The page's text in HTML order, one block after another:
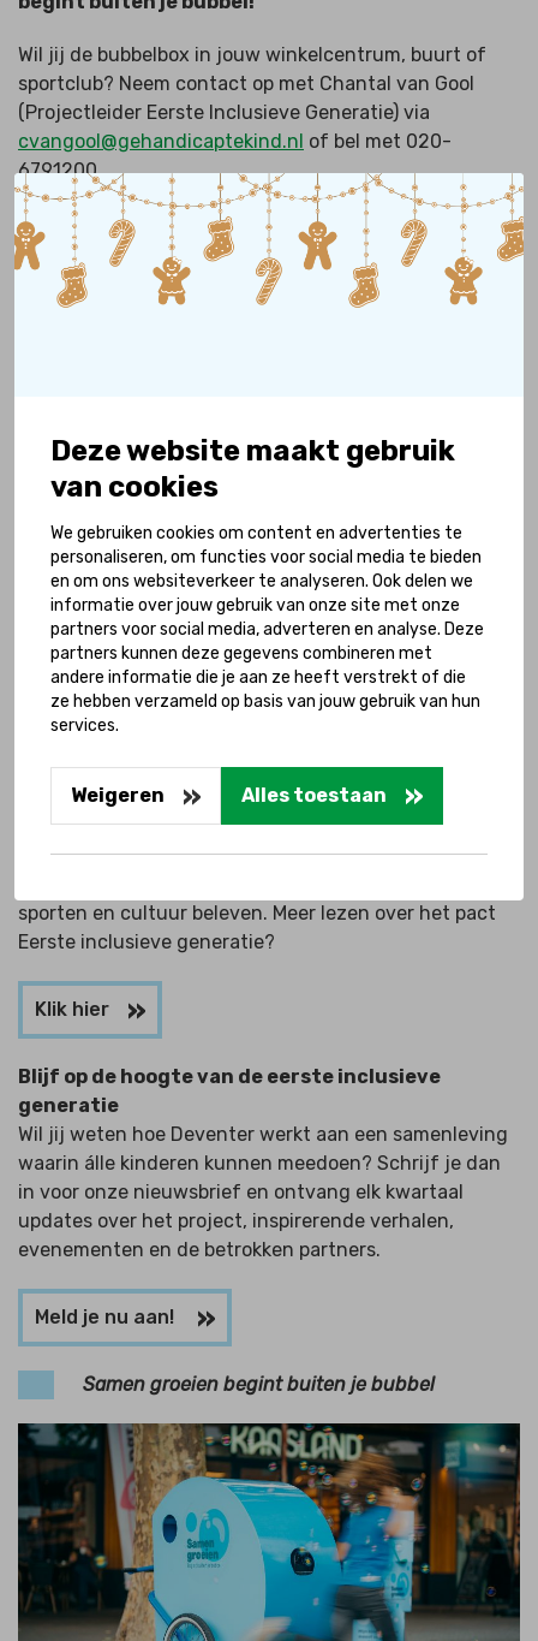
Deze website maakt gebruik
van cookies
We gebruiken cookies om content en advertenties te
personaliseren, om functies voor social media te bieden
en om ons websiteverkeer te analyseren. Ook delen we
informatie over jouw gebruik van onze site met onze
partners voor social media, adverteren en analyse. Deze
partners kunnen deze gegevens combineren met
andere informatie die je aan ze heeft verstrekt of die
ze hebben verzameld op basis van jouw gebruik van hun
services.
Weigeren Alles toestaan
Wil jij de bubbelbox in jouw winkelcentrum, buurt of
sportclub? Neem contact op met Chantal van Gool
(Projectleider Eerste Inclusieve Generatie) via
cvangool@gehandicaptekind.nl of bel met 020-
6791200.
Trotste partners in Deventer
Hoe meer mensen meedoen, hoe groter de beweging!
Winkelcentrum Colmschate doet al mee. Wil jij ook onze
beweging steunen? Laat het ons weten en sluit je aan!
Inclusiepact Deventer: samen voor een
inclusieve generatie
De bubbelbox is onderdeel van het inclusiepact
Deventer. Op initiatief van Rick Brink, Stichting het
Gehandicapte Kind en het Ministerie van VWS vormt
Deventer het startpunt van een beweging waarin
sporten en cultuur beleven. Meer lezen over het pact
Eerste inclusieve generatie?
Klik hier
Blijf op de hoogte van de eerste inclusieve
generatie
Wil jij weten hoe Deventer werkt aan een samenleving
waarin álle kinderen kunnen meedoen? Schrijf je dan
in voor onze nieuwsbrief en ontvang elk kwartaal
updates over het project, inspirerende verhalen,
evenementen en de betrokken partners.
Meld je nu aan!
Samen groeien begint buiten je bubbel